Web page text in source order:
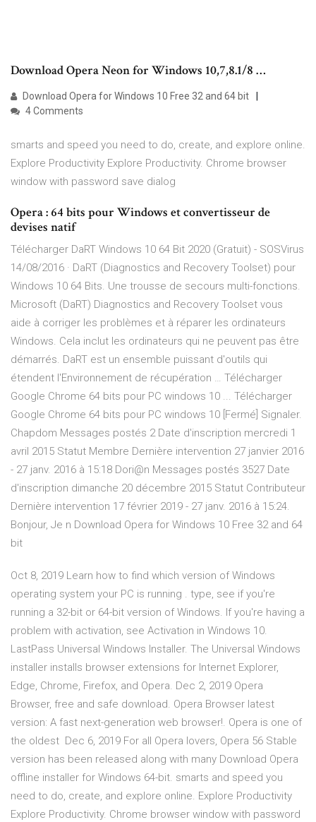
Download Opera Neon for Windows 10,7,8.1/8 …
Download Opera for Windows 10 Free 32 and 64 bit
4 Comments
smarts and speed you need to do, create, and explore online.
Explore Productivity Explore Productivity. Chrome browser
window with password save dialog
Opera : 64 bits pour Windows et convertisseur de
devises natif
Télécharger DaRT Windows 10 64 Bit 2020 (Gratuit) - SOSVirus
14/08/2016 · DaRT (Diagnostics and Recovery Toolset) pour
Windows 10 64 Bits. Une trousse de secours multi-fonctions.
Microsoft (DaRT) Diagnostics and Recovery Toolset vous
aide à corriger les problèmes et à réparer les ordinateurs
Windows. Cela inclut les ordinateurs qui ne peuvent pas être
démarrés. DaRT est un ensemble puissant d'outils qui
étendent l'Environnement de récupération … Télécharger
Google Chrome 64 bits pour PC windows 10 ... Télécharger
Google Chrome 64 bits pour PC windows 10 [Fermé] Signaler.
Chapdom Messages postés 2 Date d'inscription mercredi 1
avril 2015 Statut Membre Dernière intervention 27 janvier 2016
- 27 janv. 2016 à 15:18 Dori@n Messages postés 3527 Date
d'inscription dimanche 20 décembre 2015 Statut Contributeur
Dernière intervention 17 février 2019 - 27 janv. 2016 à 15:24.
Bonjour, Je n Download Opera for Windows 10 Free 32 and 64
bit
Oct 8, 2019 Learn how to find which version of Windows
operating system your PC is running . type, see if you're
running a 32-bit or 64-bit version of Windows. If you're having a
problem with activation, see Activation in Windows 10.
LastPass Universal Windows Installer. The Universal Windows
installer installs browser extensions for Internet Explorer,
Edge, Chrome, Firefox, and Opera. Dec 2, 2019 Opera
Browser, free and safe download. Opera Browser latest
version: A fast next-generation web browser!. Opera is one of
the oldest Dec 6, 2019 For all Opera lovers, Opera 56 Stable
version has been released along with many Download Opera
offline installer for Windows 64-bit. smarts and speed you
need to do, create, and explore online. Explore Productivity
Explore Productivity. Chrome browser window with password